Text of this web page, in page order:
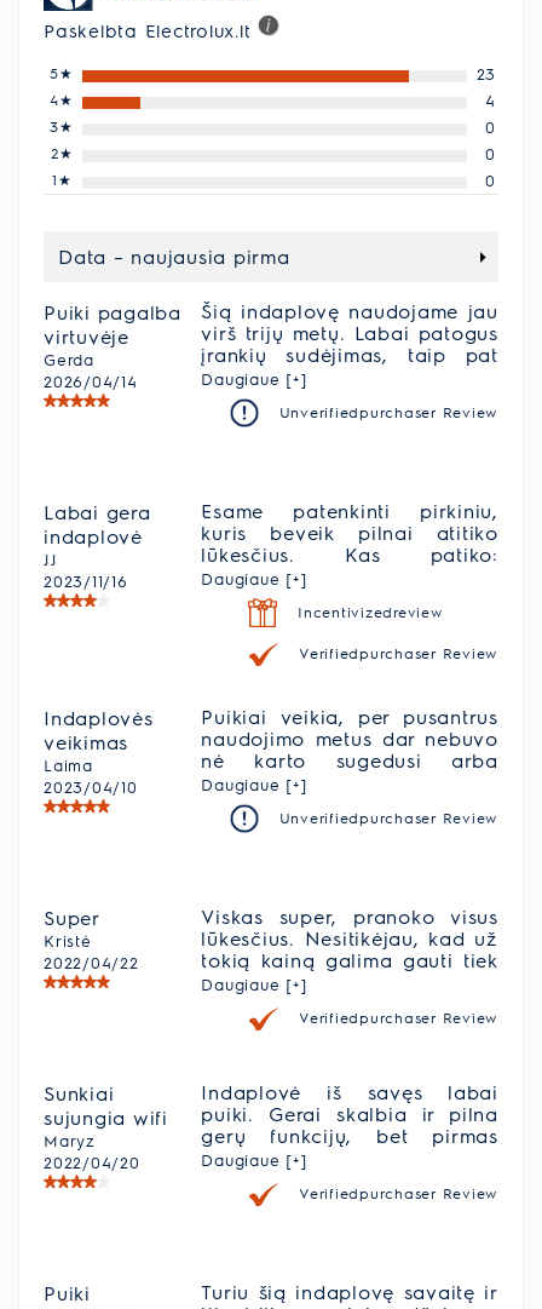
Paskelbta Electrolux.lt
5★ 23
4★ 4
3★ 0
2★ 0
1★ 0
Data – naujausia pirma
Puiki pagalba
virtuvėje
Gerda
2026/04/14
Šią indaplovę naudojame jau
virš trijų metų. Labai patogus
įrankių sudėjimas, taip pat
yra specialūs laikikliai
taurėms. Lengvai valomas
vidus ir filtrai.
Daugiaue [+]
Unverifiedpurchaser Review
Labai gera
indaplovė
JJ
2023/11/16
Esame patenkinti pirkiniu,
kuris beveik pilnai atitiko
lūkesčius. Kas patiko:
prietaiso kokybė, indų
plovimo kokybė,
funkcionalumas, talpa,
priežiūros paprastumas. Kas
patiko mažiau: pakankamai
prietaiso pajungimas prie WI-
FI, kartais ‘stringantis’
prietaisų skydelis, kuris
susitvarko po perkrovimo.
Daugiaue [+]
Incentivizedreview
Verifiedpurchaser Review
Indaplovės
veikimas
Laima
2023/04/10
Puikiai veikia, per pusantrus
naudojimo metus dar nebuvo
nė karto sugedusi arba
užstrigusi. Dažniausiai
naudojame vidutinio ilgio
plovimą ir jis visada
plovimo. Taip pat indaplovė
yra labai erdvi, visi indai po
kiekvieno svečių apsilankymo
sutelpa kuo puikiausiai.
Daugiaue [+]
Unverifiedpurchaser Review
Super
Kristė
2022/04/22
Viskas super, pranoko visus
lūkesčius. Nesitikėjau, kad už
tokią kainą galima gauti tiek
privalumų. Bent jau kol kas
patenkinta 100%
Daugiaue [+]
Verifiedpurchaser Review
Sunkiai
sujungia wifi
Maryz
2022/04/20
Indaplovė iš savęs labai
puiki. Gerai skalbia ir pilna
gerų funkcijų, bet pirmas
susijiemas su mobilia
aplikcija ir wifi padarė gana
prastą įspūdį. Turbūt,
kaip reikia. Susikurti pskyrą
Daugiaue [+]
Verifiedpurchaser Review
Puiki
Turiu šią indaplovę savaitę ir